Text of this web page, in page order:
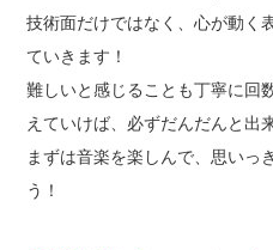
技術面だけではなく、心が動く
ていきます！
難しいと感じることも丁寧に回
えていけば、必ずだんだんと出
まずは音楽を楽しんで、思いっ
う！